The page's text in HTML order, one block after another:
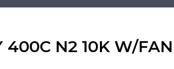
400C N2 10K W/